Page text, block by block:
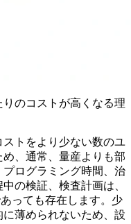
のコストが高くなる理
トをより少ない数のユ
、通常、量産よりも部
ログラミング時間、治
の検証、検査計画は、
っても存在します。少
薄められないため、設